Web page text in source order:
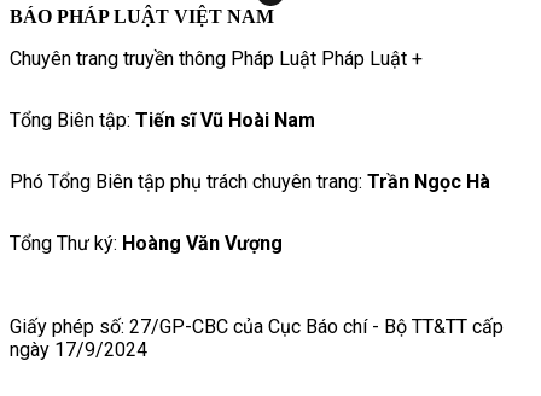
BÁO PHÁP LUẬT VIỆT NAM
Chuyên trang truyền thông Pháp Luật Pháp Luật +
Tổng Biên tập: Tiến sĩ Vũ Hoài Nam
Phó Tổng Biên tập phụ trách chuyên trang: Trần Ngọc Hà
Tổng Thư ký: Hoàng Văn Vượng
Giấy phép số: 27/GP-CBC của Cục Báo chí - Bộ TT&TT cấp
ngày 17/9/2024